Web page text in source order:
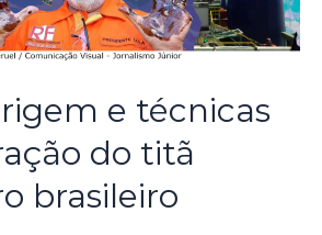
e técnicas
do titã
brasileiro